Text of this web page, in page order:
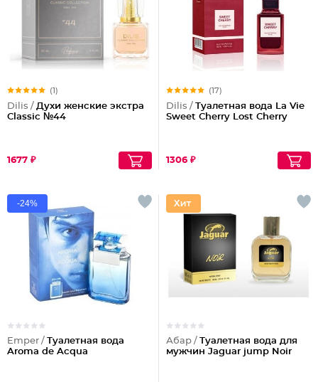
(1)
Dilis / Духи женские экстра
Classic №44
1677 ₽
(17)
Dilis / Туалетная вода La Vie
Sweet Cherry Lost Cherry
1306 ₽
-24%
Emper / Туалетная вода
Aroma de Acqua
Абар / Туалетная вода для
мужчин Jaguar jump Noir